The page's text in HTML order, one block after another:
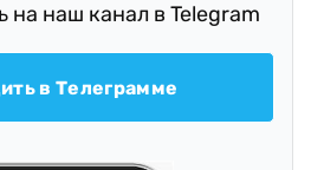
на наш канал в Telegram
в Телеграмме